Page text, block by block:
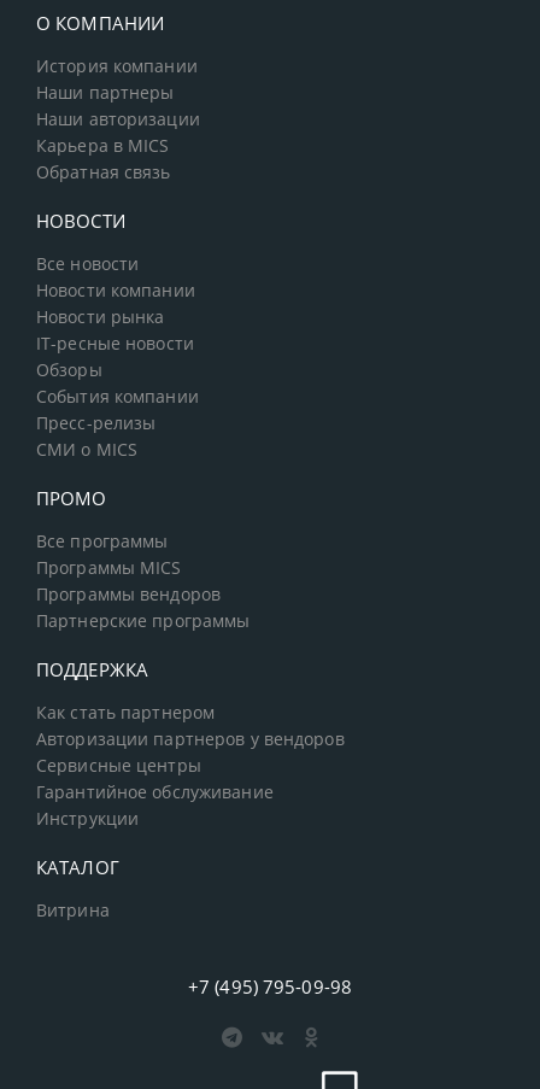
О КОМПАНИИ
История компании
Наши партнеры
Наши авторизации
Карьера в MICS
Обратная связь
НОВОСТИ
Все новости
Новости компании
Новости рынка
IT-ресные новости
Обзоры
События компании
Пресс-релизы
СМИ о MICS
ПРОМО
Все программы
Программы MICS
Программы вендоров
Партнерские программы
ПОДДЕРЖКА
Как стать партнером
Авторизации партнеров у вендоров
Сервисные центры
Гарантийное обслуживание
Инструкции
КАТАЛОГ
Витрина
+7 (495) 795-09-98